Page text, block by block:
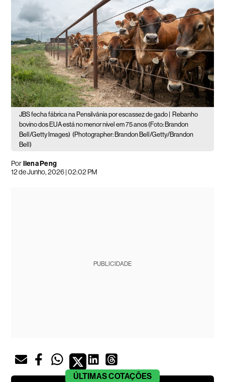
JBS fecha fábrica na Pensilvânia por escassez de gado |
Rebanho
bovino dos EUA está no menor nível em 75 anos (Foto: Brandon
Bell/Getty Images) (Photographer: Brandon Bell/Getty/Brandon
Bell)
PorIlena Peng
12 de Junho, 2026 | 02:02 PM
PUBLICIDADE
ÚLTIMASCOTAÇÕES